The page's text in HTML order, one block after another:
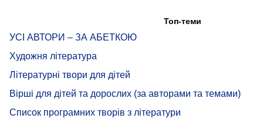
Топ-теми
УСІ АВТОРИ – ЗА АБЕТКОЮ
Художня література
Літературні твори для дітей
Вірші для дітей та дорослих (за авторами та темами)
Список програмних творів з літератури